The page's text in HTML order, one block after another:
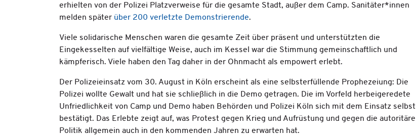
erhielten von der Polizei Platzverweise für die gesamte Stadt, außer dem Camp. Sanitäter*innen
melden später über 200 verletzte Demonstrierende.
Viele solidarische Menschen waren die gesamte Zeit über präsent und unterstützten die
Eingekesselten auf vielfältige Weise, auch im Kessel war die Stimmung gemeinschaftlich und
kämpferisch. Viele haben den Tag daher in der Ohnmacht als empowert erlebt.
Der Polizeieinsatz vom 30. August in Köln erscheint als eine selbsterfüllende Prophezeiung: Die
Polizei wollte Gewalt und hat sie schließlich in die Demo getragen. Die im Vorfeld herbeigeredete
Unfriedlichkeit von Camp und Demo haben Behörden und Polizei Köln sich mit dem Einsatz selbst
bestätigt. Das Erlebte zeigt auf, was Protest gegen Krieg und Aufrüstung und gegen die autoritäre
Politik allgemein auch in den kommenden Jahren zu erwarten hat.